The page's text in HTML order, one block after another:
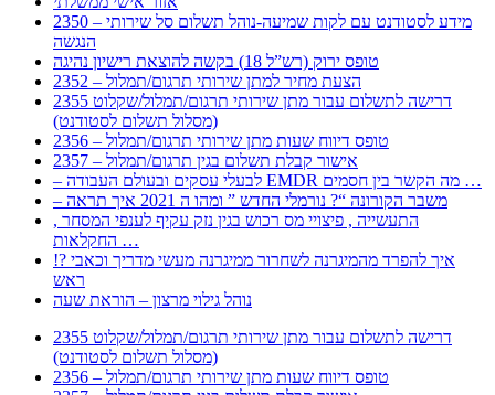
2350 – מידע לסטודנט עם לקות שמיעה-נוהל תשלום סל שירותי
הנגשה
טופס ירוק (רש”ל 18) בקשה להוצאת רישיון נהיגה
2352 – הצעת מחיר למתן שירותי תרגום/תמלול
2355 דרישה לתשלום עבור מתן שירותי תרגום/תמלול/שקלוט
(מסלול תשלום לסטודנט)
2356 – טופס דיווח שעות מתן שירותי תרגום/תמלול
2357 – אישור קבלת תשלום בגין תרגום/תמלול
– לבעלי עסקים ובעולם העבודה EMDR מה הקשר בין חסמים …
– משבר הקורונה “? נורמלי החדש ” ומהו ה 2021 איך תראה
, התעשייה , פיצויי מס רכוש בגין נזק עקיף לענפי המסחר
החקלאות …
!? איך להפרד מהמיגרנה לשחרור ממיגרנה מעשי מדריך וכאבי
ראש
נוהל גילוי מרצון – הוראת שעה
2355 דרישה לתשלום עבור מתן שירותי תרגום/תמלול/שקלוט
(מסלול תשלום לסטודנט)
2356 – טופס דיווח שעות מתן שירותי תרגום/תמלול